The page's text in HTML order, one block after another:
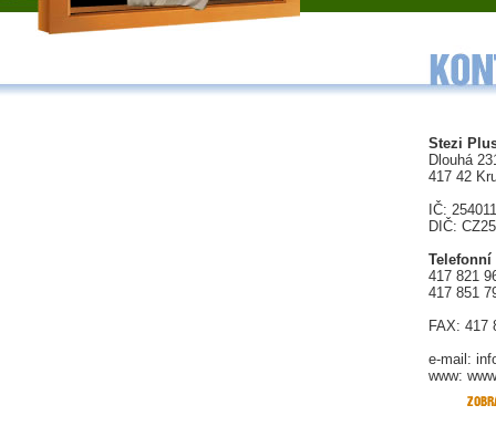
Stezi
Dlouhá
417 42
IČ:
DIČ:
417 821
417 851
FAX: 417
e-mail:
www: